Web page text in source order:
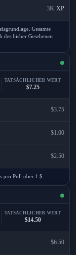
3K XP
Gesamte
bisher Gesehenen
TATSÄCHLICHER WERT
$7.25
$3.75
$1.00
$2.50
pro Pull über 1 $.
TATSÄCHLICHER WERT
$14.50
$6.50